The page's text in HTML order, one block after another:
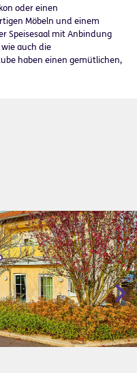
oder einen
Möbeln und einem
Speisesaal mit Anbindung
auch die
haben einen gemütlichen,